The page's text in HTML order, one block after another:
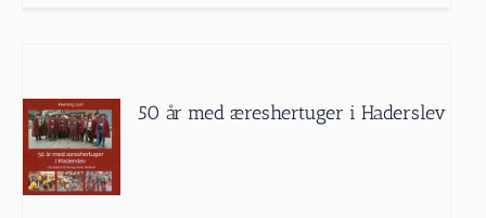
50 år med æreshertuger i Haderslev